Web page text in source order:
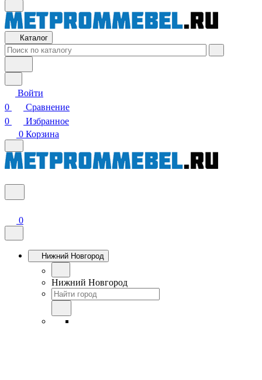
Каталог
Войти
0
Сравнение
0
Избранное
0 Корзина
0
Нижний Новгород
Нижний Новгород